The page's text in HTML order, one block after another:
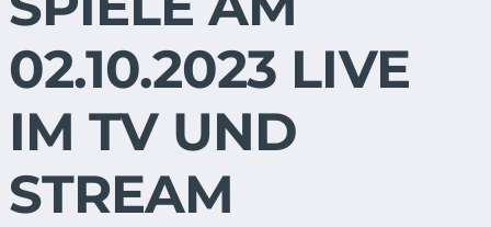
02.10.2023 LIVE
IM TV UND
STREAM